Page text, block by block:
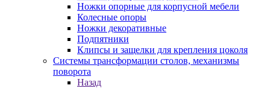
Ножки опорные для корпусной мебели
Колесные опоры
Ножки декоративные
Подпятники
Клипсы и защелки для крепления цоколя
Системы трансформации столов, механизмы
поворота
Назад